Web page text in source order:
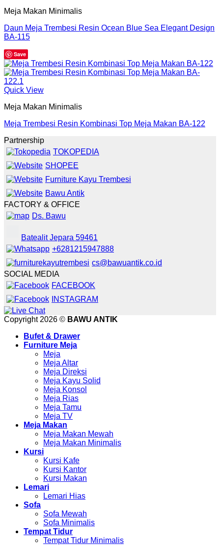
Meja Makan Minimalis
Daun Meja Trembesi Resin Ocean Blue Sea Elegant Design
BA-115
Save
Quick View
Meja Makan Minimalis
Meja Trembesi Resin Kombinasi Top Meja Makan BA-122
Partnership
TOKOPEDIA
SHOPEE
Furniture Kayu Trembesi
Bawu Antik
FACTORY & OFFICE
Ds. Bawu
Batealit Jepara 59461
+6281215947888
cs@bawuantik.co.id
SOCIAL MEDIA
FACEBOOK
INSTAGRAM
Copyright 2026 © BAWU ANTIK
Bufet & Drawer
Furniture Meja
Meja
Meja Altar
Meja Direksi
Meja Kayu Solid
Meja Konsol
Meja Rias
Meja Tamu
Meja TV
Meja Makan
Meja Makan Mewah
Meja Makan Minimalis
Kursi
Kursi Kafe
Kursi Kantor
Kursi Makan
Lemari
Lemari Hias
Sofa
Sofa Mewah
Sofa Minimalis
Tempat Tidur
Tempat Tidur Minimalis